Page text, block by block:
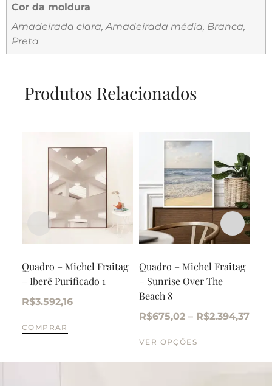
Cor da moldura
Amadeirada clara, Amadeirada média, Branca,
Preta
Produtos Relacionados
Quadro – Michel Fraitag
– Iberê Purificado 1
R$3.592,16
COMPRAR
Quadro – Michel Fraitag
– Sunrise Over The
Beach 8
R$675,02 – R$2.394,37
VER OPÇÕES